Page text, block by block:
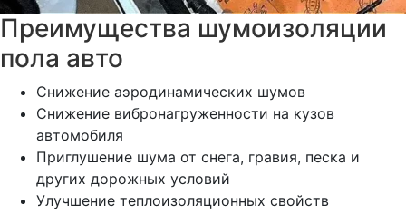
Преимущества шумоизоляции
пола авто
Снижение аэродинамических шумов
Снижение вибронагруженности на кузов
автомобиля
Приглушение шума от снега, гравия, песка и
других дорожных условий
Улучшение теплоизоляционных свойств